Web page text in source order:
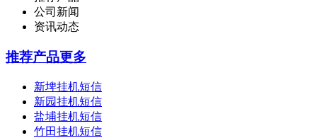
公司新闻
资讯动态
推荐产品更多
新埤挂机短信
新园挂机短信
盐埔挂机短信
竹田挂机短信